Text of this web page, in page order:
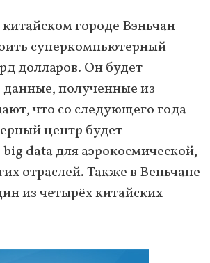
городе Вэньчан
суперкомпьютерный
долларов. Он будет
данные, полученные из
что со следующего года
центр будет
big data для аэрокосмической,
отраслей. Также в Веньчане
из четырёх китайских